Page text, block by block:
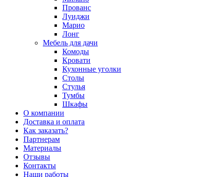
Прованс
Луиджи
Марио
Лонг
Мебель для дачи
Комоды
Кровати
Кухонные уголки
Столы
Стулья
Тумбы
Шкафы
О компании
Доставка и оплата
Как заказать?
Партнерам
Материалы
Отзывы
Контакты
Наши работы